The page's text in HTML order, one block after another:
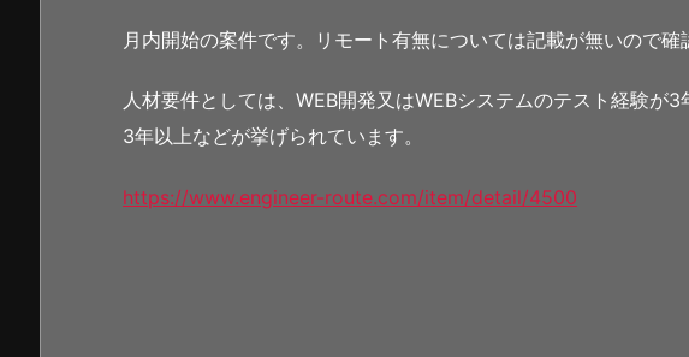
月内開始の案件です。リモート有無については記載が無いので確
人材要件としては、WEB開発又はWEBシステムのテスト経験が
3年以上などが挙げられています。
https://www.engineer-route.com/item/detail/4500